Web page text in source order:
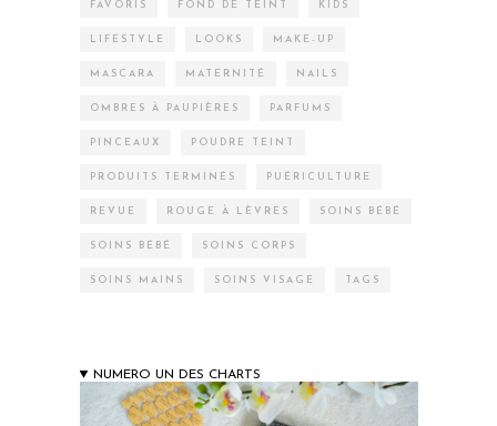
FAVORIS FOND DE TEINT KIDS
LIFESTYLE LOOKS MAKE-UP
MASCARA MATERNITÉ NAILS
OMBRES À PAUPIÈRES PARFUMS
PINCEAUX POUDRE TEINT
PRODUITS TERMINÉS PUÉRICULTURE
REVUE ROUGE À LÈVRES SOINS BÉBÉ
SOINS BÉBÉ SOINS CORPS
SOINS MAINS SOINS VISAGE TAGS
NUMERO UN DES CHARTS